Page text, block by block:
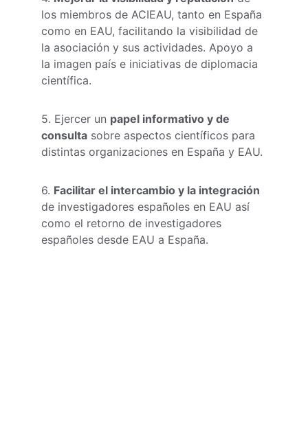
los miembros de ACIEAU, tanto en España
como en EAU, facilitando la visibilidad de
la asociación y sus actividades. Apoyo a
la imagen país e iniciativas de diplomacia
científica.
5. Ejercer un papel informativo y de
consulta sobre aspectos científicos para
distintas organizaciones en España y EAU.
6. Facilitar el intercambio y la integración
de investigadores españoles en EAU así
como el retorno de investigadores
españoles desde EAU a España.